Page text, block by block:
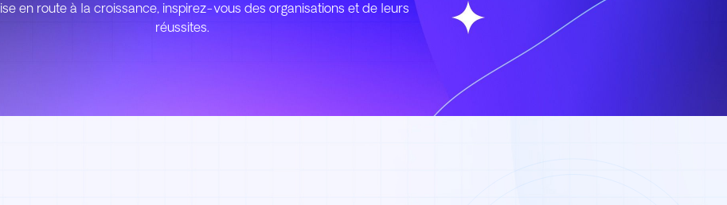
en route à la croissance, inspirez-vous des organisations et de leurs
réussites.